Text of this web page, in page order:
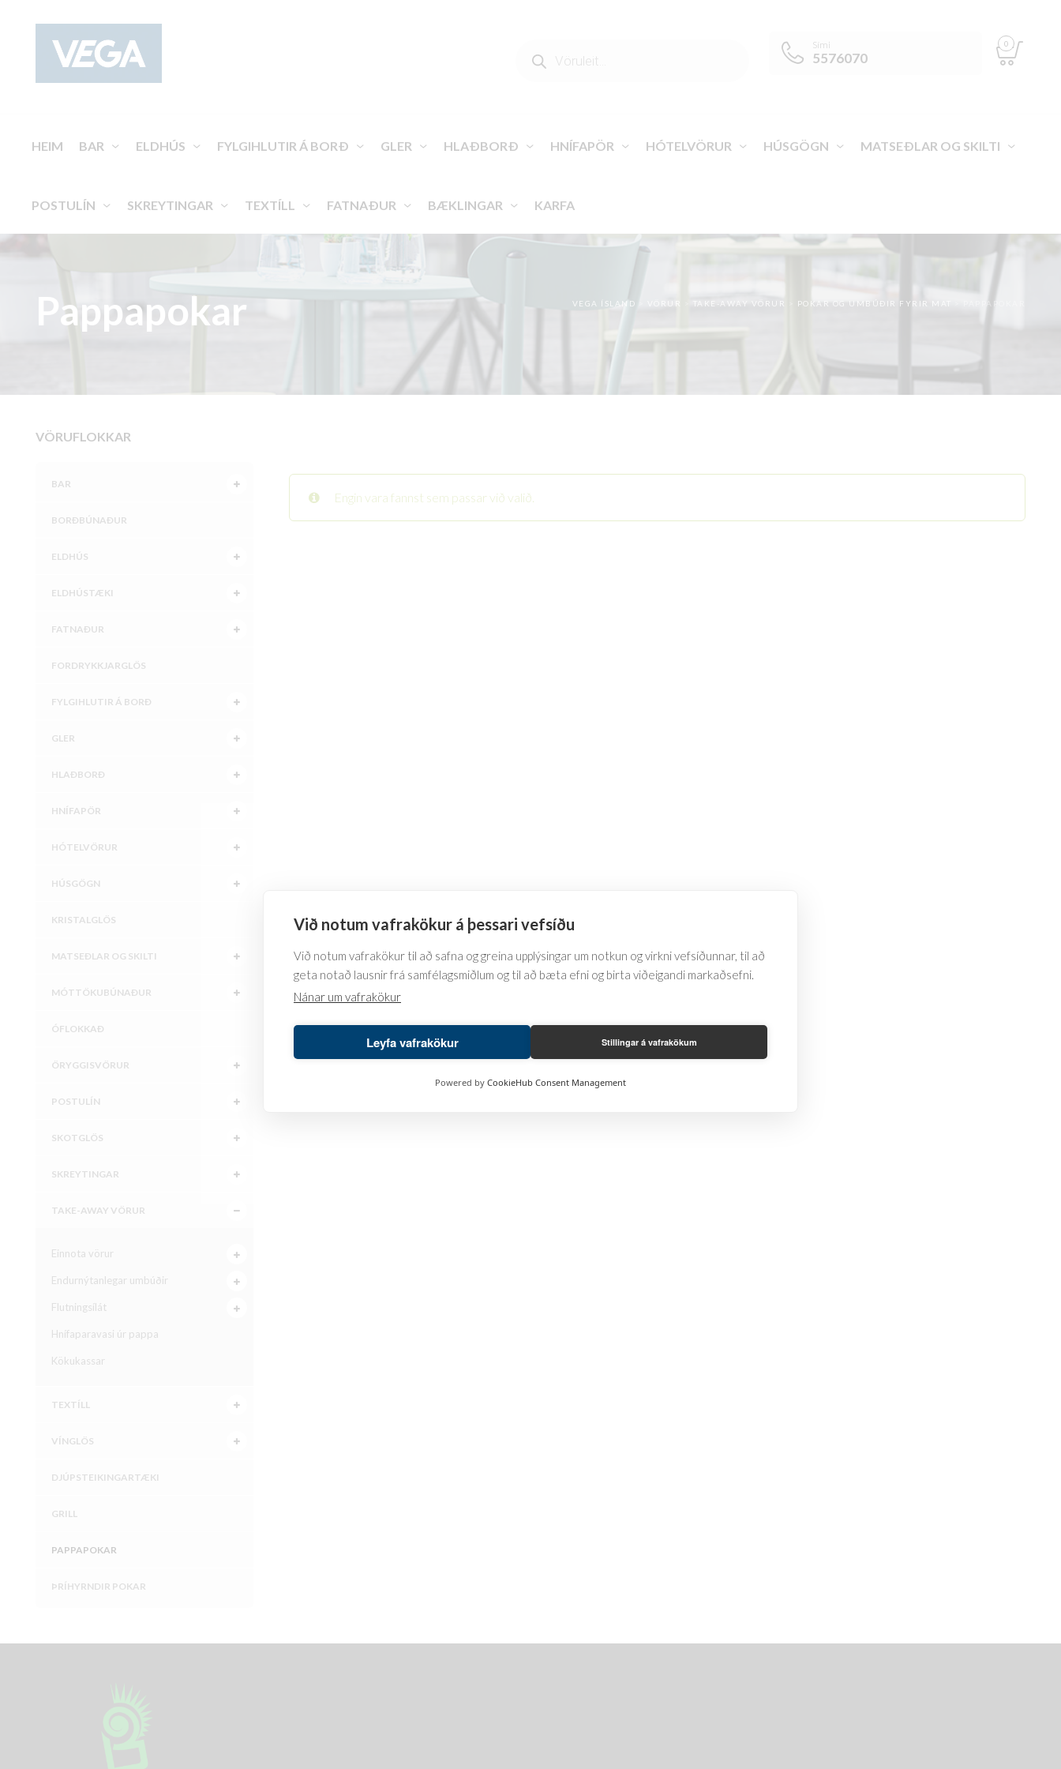
Við notum vafrakökur á þessari vefsíðu
Við notum vafrakökur til að safna og greina upplýsingar um notkun og virkni vefsíðunnar, til að
geta notað lausnir frá samfélagsmiðlum og til að bæta efni og birta viðeigandi markaðsefni.
Nánar um vafrakökur
Leyfa vafrakökur Stillingar á vafrakökum
Powered by CookieHub Consent Management
SEARCH
Sími
5576070
0
HEIM BAR ELDHÚS FYLGIHLUTIR Á BORÐ GLER HLAÐBORÐ HNÍFAPÖR HÓTELVÖRUR HÚSGÖGN MATSEÐLAR OG SKILTI
POSTULÍN SKREYTINGAR TEXTÍLL FATNAÐUR BÆKLINGAR KARFA
VEGA ÍSLAND TAKE-AWAY VÖRUR POKAR OG UMBÚÐIR FYRIR MAT
Pappapokar
VÖRUFLOKKAR
BAR
BORÐBÚNAÐUR
ELDHÚS
ELDHÚSTÆKI
FATNAÐUR
FORDRYKKJARGLÖS
FYLGIHLUTIR Á BORÐ
GLER
HLAÐBORÐ
HNÍFAPÖR
HÓTELVÖRUR
HÚSGÖGN
KRISTALGLÖS
MATSEÐLAR OG SKILTI
MÓTTÖKUBÚNAÐUR
ÓFLOKKAÐ
ÖRYGGISVÖRUR
POSTULÍN
SKOTGLÖS
SKREYTINGAR
TAKE-AWAY VÖRUR
Einnota vörur
Endurnýtanlegar umbúðir
Flutningsílát
Hnífaparavasi úr pappa
Kökukassar
TEXTÍLL
VÍNGLÖS
DJÚPSTEIKINGARTÆKI
GRILL
PAPPAPOKAR
ÞRÍHYRNDIR POKAR
Engin vara fannst sem passar við valið.